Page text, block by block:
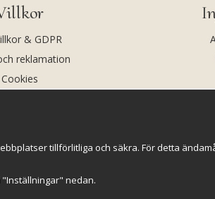
& GDPR
reklamation
Cookies
tillförlitliga och säkra. För detta
"Inställningar" nedan.